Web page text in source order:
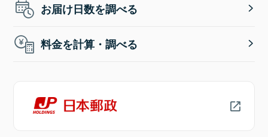
お届け日数を調べる
料金を計算・調べる